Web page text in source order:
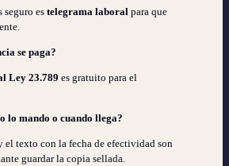
seguro es telegrama laboral para que
se paga?
Ley 23.789 es gratuito para el
lo mando o cuando llega?
el texto con la fecha de efectividad son
guardar la copia sellada.